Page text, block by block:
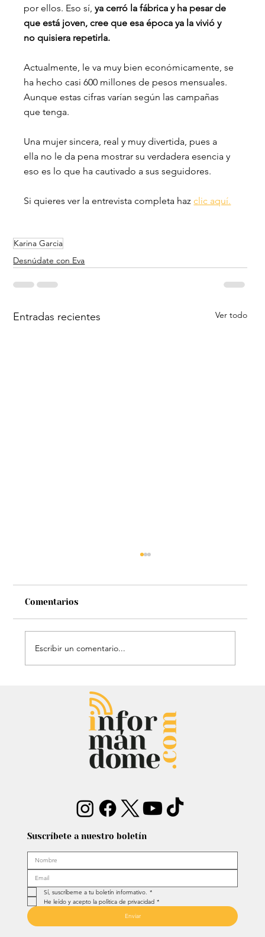
por ellos. Eso sí, ya cerró la fábrica y ha pesar de
que está joven, cree que esa época ya la vivió y
no quisiera repetirla.
Actualmente, le va muy bien económicamente, se
ha hecho casi 600 millones de pesos mensuales.
Aunque estas cifras varían según las campañas
que tenga.
Una mujer sincera, real y muy divertida, pues a
ella no le da pena mostrar su verdadera esencia y
eso es lo que ha cautivado a sus seguidores.
Si quieres ver la entrevista completa haz clic aquí.
Karina Garcia
Desnúdate con Eva
Entradas recientes Ver todo
Entrevista: Sergio Fajardo y Edna
Bonilla aseguran superar las
encuestas y dar la sorpresa
Comentarios
Escribir un comentario...
Suscríbete a nuestro boletín
Sí, suscríbeme a tu boletín informativo. *
He leído y acepto la política de privacidad *
Enviar